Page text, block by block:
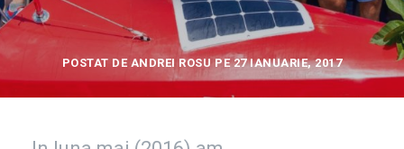
POSTAT DE ANDREI ROSU PE 27 IANUARIE, 2017